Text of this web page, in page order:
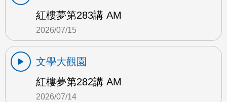
紅樓夢第283講 AM
2026/07/15
文學大觀園
紅樓夢第282講 AM
2026/07/14